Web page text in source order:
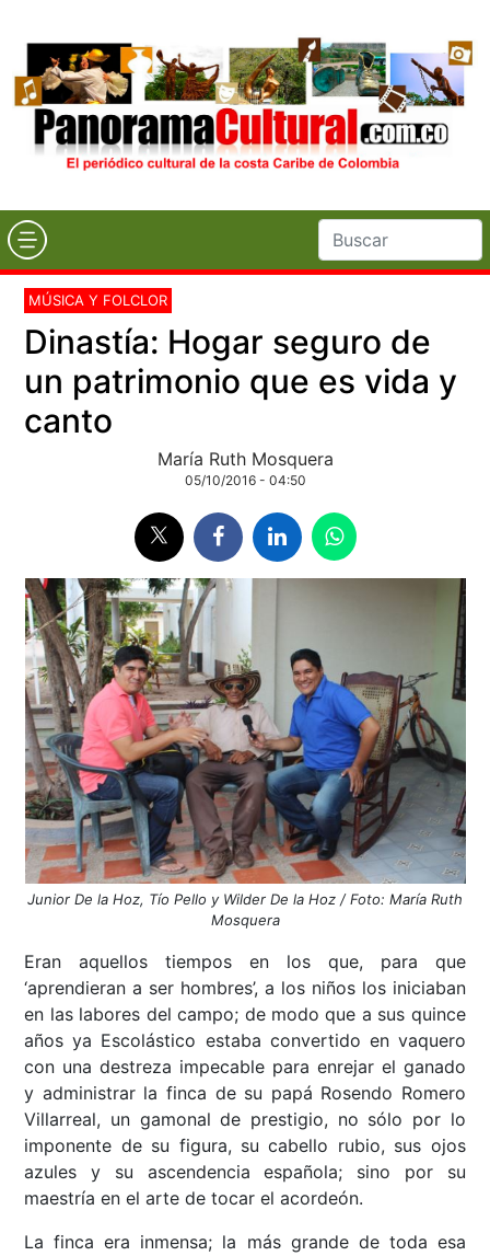
MÚSICA Y FOLCLOR
Dinastía: Hogar seguro de
un patrimonio que es vida y
canto
María Ruth Mosquera
05/10/2016 - 04:50
Junior De la Hoz, Tío Pello y Wilder De la Hoz / Foto: María Ruth
Mosquera
Eran aquellos tiempos en los que, para que
‘aprendieran a ser hombres’, a los niños los iniciaban
en las labores del campo; de modo que a sus quince
años ya Escolástico estaba convertido en vaquero
con una destreza impecable para enrejar el ganado
y administrar la finca de su papá Rosendo Romero
Villarreal, un gamonal de prestigio, no sólo por lo
imponente de su figura, su cabello rubio, sus ojos
azules y su ascendencia española; sino por su
maestría en el arte de tocar el acordeón.
La finca era inmensa; la más grande de toda esa